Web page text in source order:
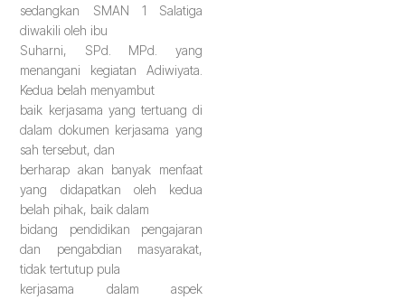
sedangkan SMAN 1 Salatiga
diwakili oleh ibu
Suharni, SPd. MPd. yang
menangani kegiatan Adiwiyata.
Kedua belah menyambut
baik kerjasama yang tertuang di
dalam dokumen kerjasama yang
sah tersebut, dan
berharap akan banyak menfaat
yang didapatkan oleh kedua
belah pihak, baik dalam
bidang pendidikan pengajaran
dan pengabdian masyarakat,
tidak tertutup pula
kerjasama dalam aspek